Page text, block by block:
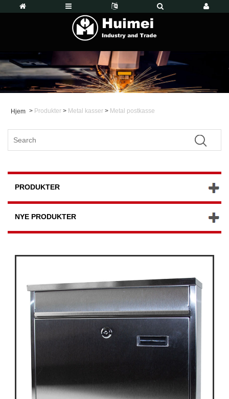
Hjem > Produkter > Metal kasser > Metal postkasse
PRODUKTER
NYE PRODUKTER